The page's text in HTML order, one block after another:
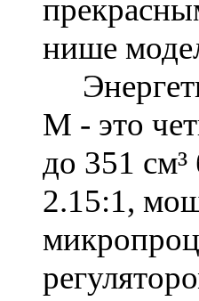
нише
M - это
до 351
2.15:1,